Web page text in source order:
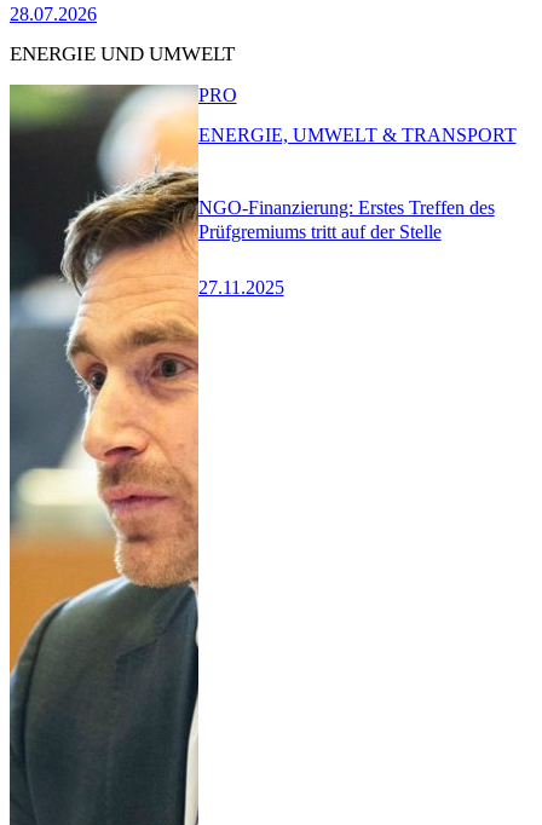
28.07.2026
ENERGIE UND UMWELT
NGO-Finanzierung: Erstes Treffen des
Prüfgremiums tritt auf der Stelle
27.11.2025
PRO
ENERGIE, UMWELT & TRANSPORT